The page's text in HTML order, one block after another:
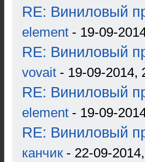
RE: Виниловый
element - 19-09-
RE: Виниловый
vovait - 19-09-2014,
RE: Виниловый
element - 19-09-
RE: Виниловый
канчик- 22-09-